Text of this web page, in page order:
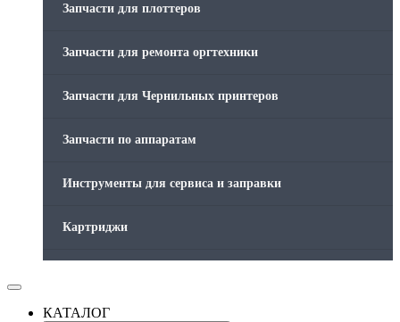
Фольга , изолента, скотч и тд
Запчасти для плоттеров
Запчасти для ремонта оргтехники
Запчасти для Чернильных принтеров
Запчасти по аппаратам
Инструменты для сервиса и заправки
Картриджи
Оргтехника / Принтеры, Копиры и МФУ
КАТАЛОГ